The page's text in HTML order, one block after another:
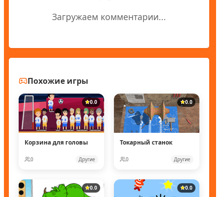
Загружаем комментарии...
Похожие игры
0.0
Корзина для головы
0 Другие
0.0
Токарный станок
0 Другие
0.0 0.0